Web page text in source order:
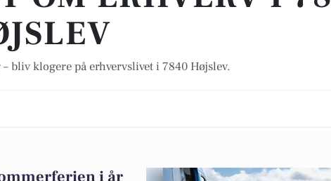
bliv klogere på erhvervslivet i 7840 Højslev.
i år